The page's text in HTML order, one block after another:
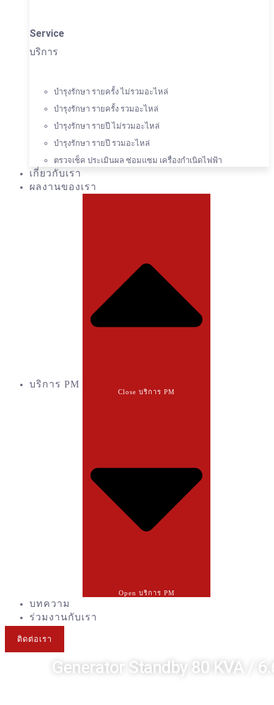
Service
บริการ
บำรุงรักษา รายครั้ง ไม่รวมอะไหล่
บำรุงรักษา รายครั้ง รวมอะไหล่
บำรุงรักษา รายปี ไม่รวมอะไหล่
บำรุงรักษา รายปี รวมอะไหล่
ตรวจเช็ค ประเมินผล ซ่อมแซม เครื่องกำเนิดไฟฟ้า
เกี่ยวกับเรา
ผลงานของเรา
บริการ PM
Close บริการ PM
Open บริการ PM
บทความ
ร่วมงานกับเรา
ติดต่อเรา
Generator Standby 80 KVA /